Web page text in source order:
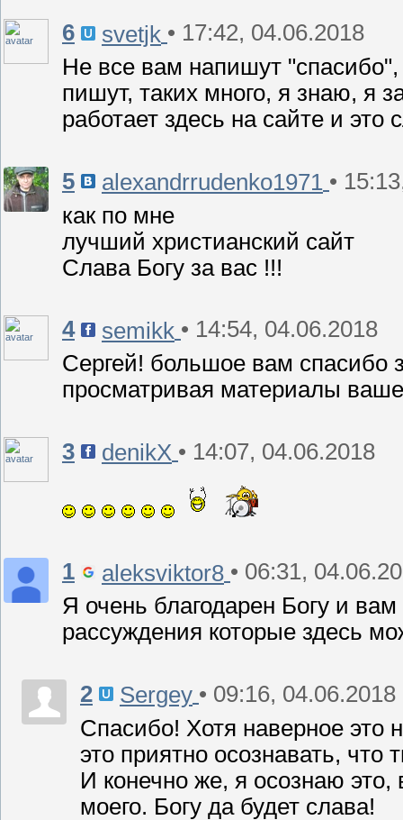
6 svetjk • 17:42, 04.06.2018
Не все вам напишут
пишут, таких много, я знаю, я
работает здесь на сайте и
5 alexandrrudenko1971 •
как по мне
лучший христианский сайт
Слава Богу за вас !!!
4 semikk • 14:54, 04.06.2018
Сергей! большое вам спасибо
просматривая материалы
3 denikX • 14:07, 04.06.2018
1 aleksviktor8 • 06:31,
Я очень благодарен Богу и
рассуждения которые здесь
2 Sergey • 09:16, 04.06.2018
Спасибо! Хотя наверное это
это приятно осознавать, что
И конечно же, я осознаю
моего. Богу да будет слава!